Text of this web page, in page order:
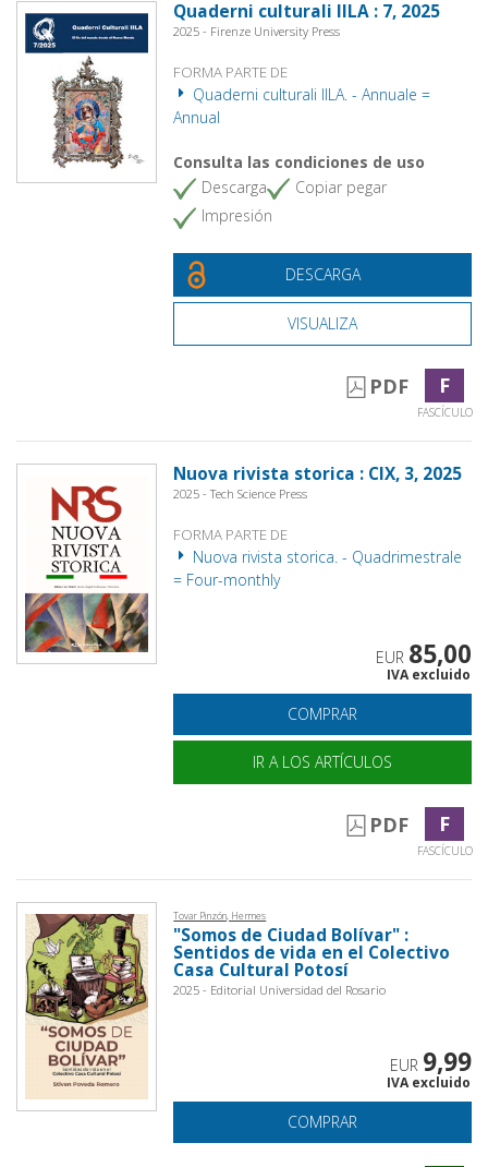
Quaderni culturali IILA : 7, 2025
2025 - Firenze University Press
FORMA PARTE DE
Quaderni culturali IILA. - Annuale =
Annual
Consulta las condiciones de uso
Descarga
Copiar pegar
Impresión
DESCARGA
VISUALIZA
PDF F
FASCÍCULO
Nuova rivista storica : CIX, 3, 2025
2025 - Tech Science Press
FORMA PARTE DE
Nuova rivista storica. - Quadrimestrale
= Four-monthly
EUR 85,00
IVA excluido
COMPRAR
IR A LOS ARTÍCULOS
PDF F
FASCÍCULO
Tovar Pinzón, Hermes
"Somos de Ciudad Bolívar" :
Sentidos de vida en el Colectivo
Casa Cultural Potosí
2025 - Editorial Universidad del Rosario
EUR 9,99
IVA excluido
COMPRAR